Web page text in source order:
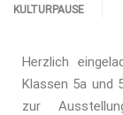
KULTURPAUSE
Herzlich
Klassen 5a und
zur